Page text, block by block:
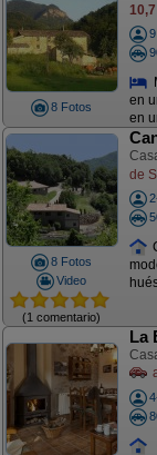
8 Fotos
en
en
8 Fotos
Video
(1 comentario)
de
La